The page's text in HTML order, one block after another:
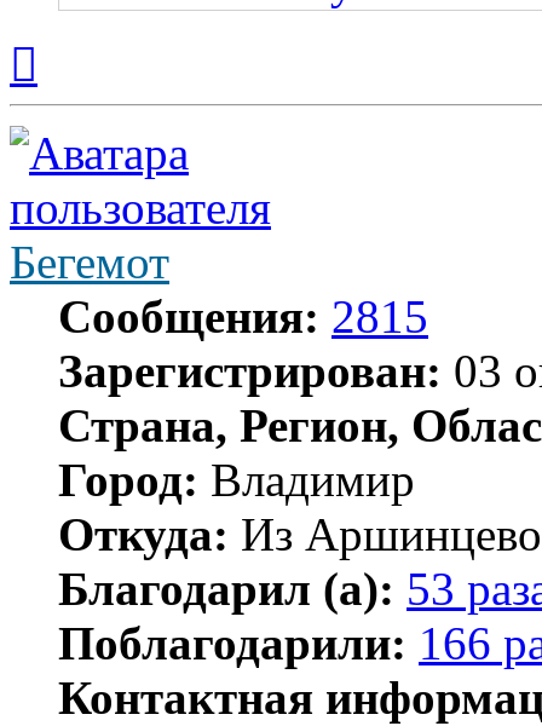
началу
Бегемот
Сообщения: 2815
Зарегистрирован: 03
Страна, Регион,
Город: Владимир
Откуда: Из
Благодарил (а): 53
Поблагодарили: 166
Контактная